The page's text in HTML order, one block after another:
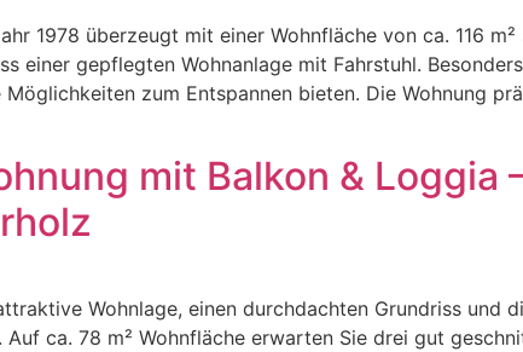
1978 überzeugt mit einer Wohnfläche von ca. 116
einer gepflegten Wohnanlage mit Fahrstuhl.
zum Entspannen bieten. Die Wohnung
mit Balkon & Loggia
Wohnlage, einen durchdachten Grundriss und
ca. 78 m² Wohnfläche erwarten Sie drei gut